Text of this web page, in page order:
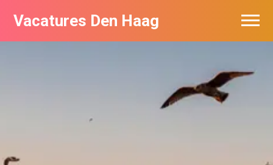
Vacatures Den Haag
Vacatures per bedrijf in Den Haag